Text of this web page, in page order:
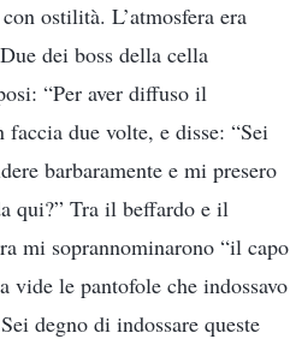
ostilità. L’atmosfera era
dei boss della cella
“Per aver diffuso il
due volte, e disse: “Sei
barbaramente e mi presero
qui?” Tra il beffardo e il
mi soprannominarono “il capo
vide le pantofole che indossavo
degno di indossare queste